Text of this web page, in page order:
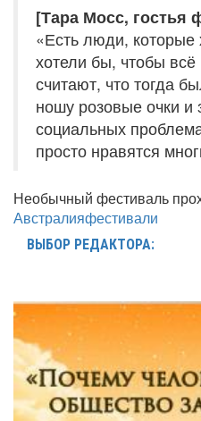
[Тара Мосс, гостья
«Есть люди, которые
хотели бы, чтобы
считают, что тогда
ношу розовые очки и
социальных
просто нравятся
Необычный фестиваль
Австралияфестивали
ВЫБОР РЕДАКТОРА: